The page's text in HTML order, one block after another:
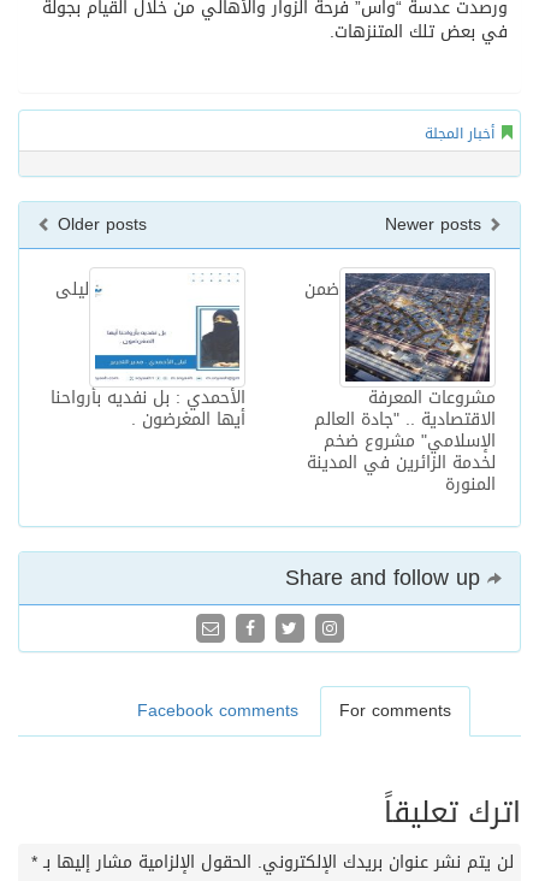
ورصدت عدسة “واس” فرحة الزوار والأهالي من خلال القيام بجولة
في بعض تلك المتنزهات.
أخبار المجلة
Older posts
ليلى
الأحمدي : بل نفديه بأرواحنا
أيها المغرضون .
ضمن
مشروعات المعرفة
الاقتصادية .. "جادة العالم
الإسلامي" مشروع ضخم
لخدمة الزائرين في المدينة
المنورة
For comments
Facebook comments
اترك تعليقاً
لن يتم نشر عنوان بريدك الإلكتروني. الحقول الإلزامية مشار إليها بـ*